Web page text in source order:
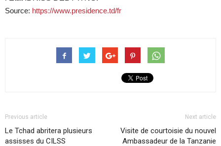
Source: https://www.presidence.td/fr
Previous article
Le Tchad abritera plusieurs
assisses du CILSS
Next article
Visite de courtoisie du nouvel
Ambassadeur de la Tanzanie